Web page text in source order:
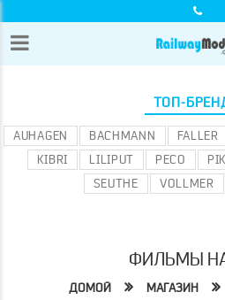
ТОП-
AUHAGEN BACHMANN FALLER
KIBRI
LILIPUT PECO
SEUTHE
VOLLMER
ФИЛЬМЫ
ДОМОЙ МАГАЗИН